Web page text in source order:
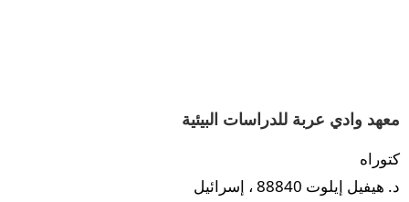
معهد وادي عربة للدراسات البيئية
كتوراه
د. هيفيل إيلوت 88840 ، إسرائيل